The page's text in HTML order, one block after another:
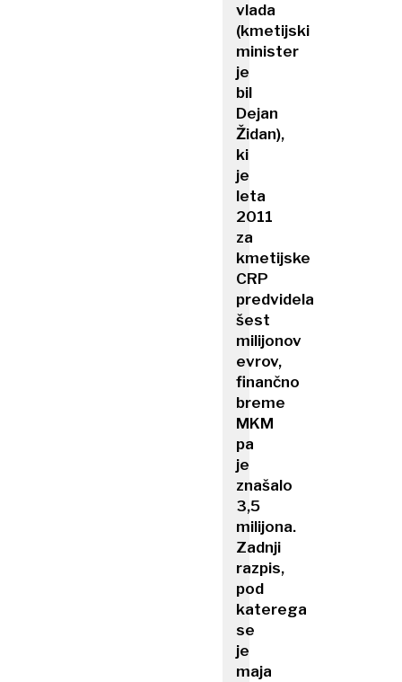
vlada
(kmetijski
minister
je
bil
Dejan
Židan),
ki
je
leta
2011
za
kmetijske
CRP
predvidela
šest
milijonov
evrov,
finančno
breme
MKM
pa
je
znašalo
3,5
milijona.
Zadnji
razpis,
pod
katerega
se
je
maja